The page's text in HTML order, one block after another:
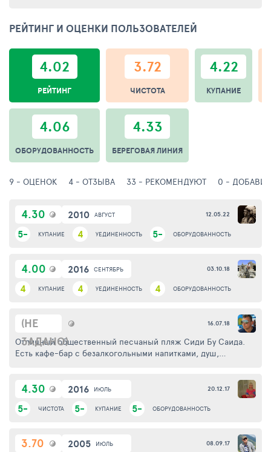
РЕЙТИНГ И ОЦЕНКИ ПОЛЬЗОВАТЕЛЕЙ
4.02
РЕЙТИНГ
3.72
ЧИСТОТА
4.22
КУПАНИЕ
4.06
ОБОРУДОВАННОСТЬ
4.33
БЕРЕГОВАЯ ЛИНИЯ
9 - ОЦЕНОК 4 - ОТЗЫВА 33 - РЕКОМЕНДУЮТ 0 -
4.30
5- КУПАНИЕ 4 УЕДИНЕННОСТЬ 5- ОБОРУДОВАННОСТЬ
2010 АВГУСТ 12.05.22
4.00
4 КУПАНИЕ 4 УЕДИНЕННОСТЬ 4 ОБОРУДОВАННОСТЬ
2016 СЕНТЯБРЬ 03.10.18
(НЕ
ЗАДАНО)
Отличный общественный песчаный пляж Сиди Бу Саида.
Есть кафе-бар с безалкогольными напитками, душ,
всем хватает. Вход в воду пологий, дно ровное, вода очень
идеальная чистота. Очень красивый пейзаж. Рекомендую к
16.07.18
4.30
5- ЧИСТОТА 5- КУПАНИЕ 5- ОБОРУДОВАННОСТЬ
2016 ИЮЛЬ 20.12.17
3.70 2005 ИЮЛЬ 08.09.17